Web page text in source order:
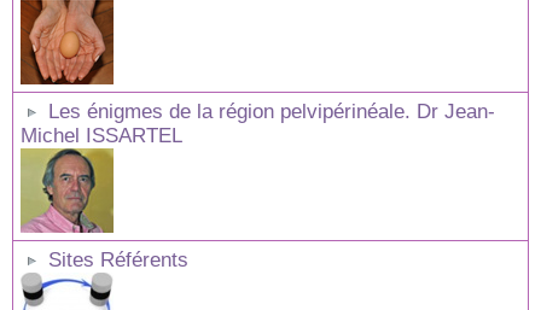
Les énigmes de la région pelvipérinéale. Dr Jean-
Michel ISSARTEL
Sites Référents